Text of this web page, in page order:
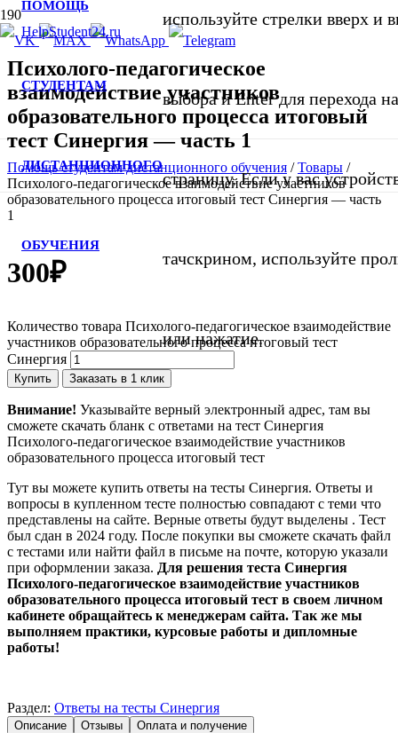
ПОМОЩЬ
СТУДЕНТАМ
ДИСТАНЦИОННОГО
ОБУЧЕНИЯ
используйте стрелки вверх и
выбора и Enter для перехода
страницу. Если у вас
тачскрином, используйте
или нажатие.
Психолого-педагогическое
взаимодействие участников
образовательного процесса итоговый
тест Синергия — часть 1
Помощь студентам дистанционного обучения /Товары /
Психолого-педагогическое взаимодействие участников
образовательного процесса итоговый тест Синергия — часть
1
300₽
Количество товара Психолого-педагогическое взаимодействие
участников образовательного процесса итоговый тест
Синергия
Купить Заказать в 1 клик
Внимание! Указывайте верный электронный адрес, там вы
сможете скачать бланк с ответами на тест Синергия
Психолого-педагогическое взаимодействие участников
образовательного процесса итоговый тест
Тут вы можете купить ответы на тесты Синергия. Ответы и
вопросы в купленном тесте полностью совпадают с теми что
представлены на сайте. Верные ответы будут выделены . Тест
был сдан в 2024 году. После покупки вы сможете скачать файл
с тестами или найти файл в письме на почте, которую указали
при оформлении заказа. Для решения теста Синергия
Психолого-педагогическое взаимодействие участников
образовательного процесса итоговый тест в своем личном
кабинете обращайтесь к менеджерам сайта. Так же мы
выполняем практики, курсовые работы и дипломные
работы!
Раздел: Ответы на тесты Синергия
Описание Отзывы
Оплата и получение